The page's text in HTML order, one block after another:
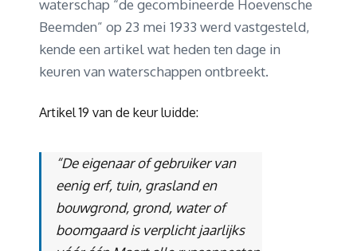
waterschap “de gecombineerde Hoevensche
Beemden” op 23 mei 1933 werd vastgesteld,
kende een artikel wat heden ten dage in
keuren van waterschappen ontbreekt.
Artikel 19 van de keur luidde:
“De eigenaar of gebruiker van
eenig erf, tuin, grasland en
bouwgrond, grond, water of
boomgaard is verplicht jaarlijks